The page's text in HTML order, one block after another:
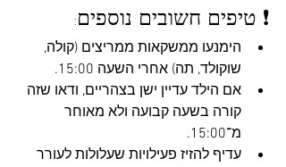
❗ טיפים חשובים נוספים:
הימנעו ממשקאות ממריצים (קולה,
שוקולד, תה) אחרי השעה 15:00.
אם הילד עדיין ישן בצהריים, ודאו שזה
קורה בשעה קבועה ולא מאוחר
מ־15:00.
עדיף להזיז פעילויות שעלולות לעורר